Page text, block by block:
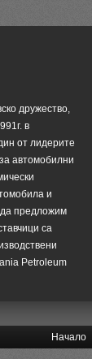
дружество,
в
от лидерите
автомобилни
и
предложим
са
Petroleum
Начало